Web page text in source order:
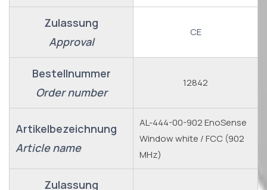
Zulassung
Approval
CE
Bestellnummer
Order number
12842
Artikelbezeichnung
Article name
AL-444-00-902 EnoSense
Window white / FCC (902
MHz)
Zulassung